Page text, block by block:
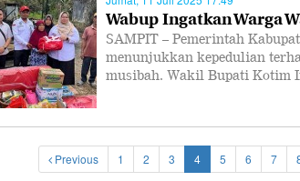
Wabup Ingatkan Warga
SAMPIT – Pemerintah
menunjukkan kepedulian
musibah. Wakil Bupati
Previous 1 2 3 4 5 6 7